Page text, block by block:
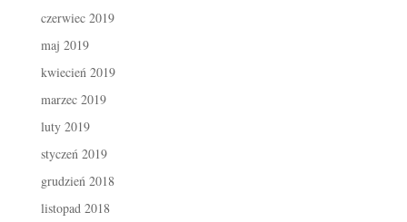
czerwiec 2019
maj 2019
kwiecień 2019
marzec 2019
luty 2019
styczeń 2019
grudzień 2018
listopad 2018